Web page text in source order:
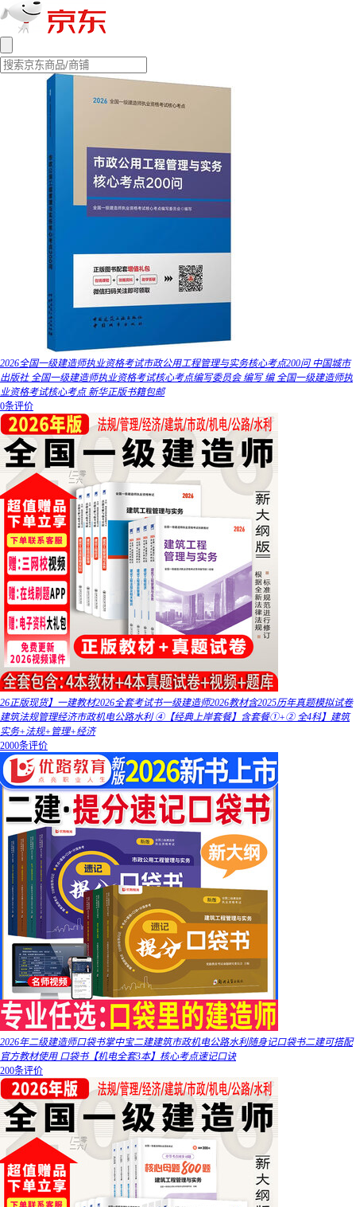
2026全国一级建造师执业资格考试市政公用工程管理与实务核心考点200问 中国城市
出版社 全国一级建造师执业资格考试核心考点编写委员会 编写 编 全国一级建造师执
业资格考试核心考点 新华正版书籍包邮
0条评价
26正版现货】一建教材2026全套考试书一级建造师2026教材含2025历年真题模拟试卷
建筑法规管理经济市政机电公路水利 ④【经典上岸套餐】含套餐①+② 全4科】建筑
实务+法规+管理+经济
2000条评价
2026年二级建造师口袋书掌中宝二建建筑市政机电公路水利随身记口袋书二建可搭配
官方教材使用 口袋书【机电全套3本】核心考点速记口诀
200条评价